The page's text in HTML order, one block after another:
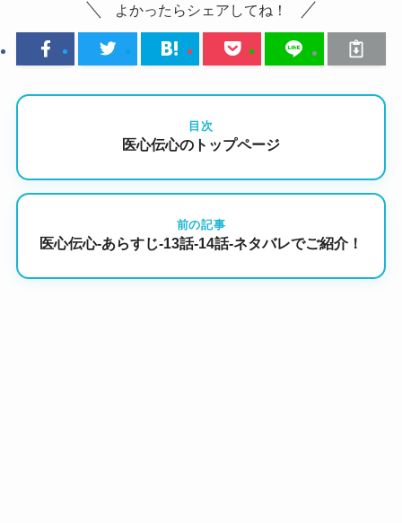
よかったらシェアしてね！
目次
医心伝心のトップページ
前の記事
医心伝心-あらすじ-13話-14話-ネタバレでご紹介！